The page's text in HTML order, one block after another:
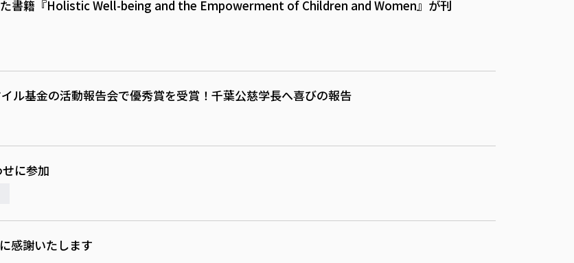
た書籍『Holistic Well-being and the Empowerment of Children and Women』が刊
ル基金の活動報告会で優秀賞を受賞！千葉公慈学長へ喜びの報告
に参加
感謝いたします